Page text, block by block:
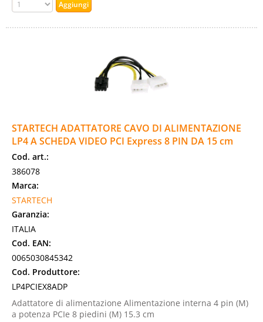
STARTECH ADATTATORE CAVO DI ALIMENTAZIONE
LP4 A SCHEDA VIDEO PCI Express 8 PIN DA 15 cm
Cod. art.:
386078
Marca:
STARTECH
Garanzia:
ITALIA
Cod. EAN:
0065030845342
Cod. Produttore:
LP4PCIEX8ADP
Adattatore di alimentazione Alimentazione interna 4 pin (M)
a potenza PCIe 8 piedini (M) 15.3 cm